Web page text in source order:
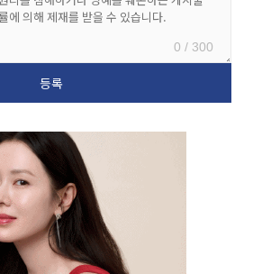
0 / 300